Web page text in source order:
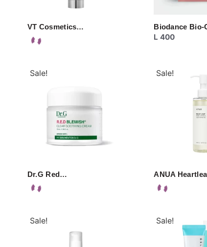
VT Cosmetics… Biodance
L 400
Sale!
Dr.G Red…
Sale!
ANUA
Sale! Sale!